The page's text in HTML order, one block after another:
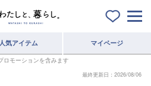
人気アイテム マイページ
ロモーションを含みます
最終更新日：2026/08/06